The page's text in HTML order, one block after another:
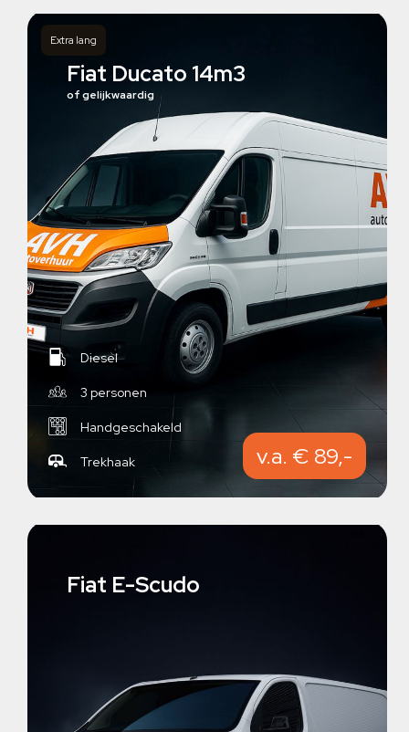
Extra lang
Fiat Ducato 14m3
of gelijkwaardig
Diesel
3 personen
Handgeschakeld
Trekhaak v.a. € 89,-
Fiat E-Scudo